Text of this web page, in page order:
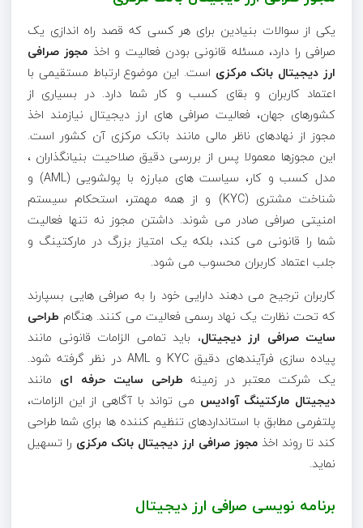
یکی از سوالات بنیادین برای هر کسی که قصد راه اندازی یک
صرافی را دارد، مسئله قانونی بودن فعالیت و اخذ مجوز صرافی
ارز دیجیتال بانک مرکزی است. این موضوع ارتباط مستقیمی با
اعتماد کاربران و بقای کسب و کار شما دارد. در بسیاری از
کشورهای جهان، فعالیت صرافی های ارز دیجیتال نیازمند اخذ
مجوز از نهادهای ناظر مالی مانند بانک مرکزی آن کشور است.
این مجوزها معمولا پس از بررسی دقیق صلاحیت بنیانگذاران ،
مدل کسب و کار، سیاست های مبارزه با پولشویی (AML) و
شناخت مشتری (KYC) و از همه مهمتر، استحکام سیستم
امنیتی صرافی صادر می شوند. داشتن مجوز نه تنها فعالیت
شما را قانونی می کند، بلکه یک امتیاز بزرگ در مارکتینگ و
جلب اعتماد کاربران محسوب می شود.
کاربران ترجیح می دهند دارایی خود را به صرافی هایی بسپارند
که تحت نظارت یک نهاد رسمی فعالیت می کنند. هنگام طراحی
سایت صرافی ارز دیجیتال، باید تمامی الزامات قانونی مانند
پیاده سازی فرآیندهای دقیق KYC و AML در نظر گرفته شود.
یک شرکت معتبر در زمینه طراحی سایت حرفه ای مانند
دیجیتال مارکتینگ آوادیس می تواند با آگاهی از این الزامات،
پلتفرمی مطابق با استانداردهای تنظیم کننده ها برای شما طراحی
کند تا روند اخذ مجوز صرافی ارز دیجیتال بانک مرکزی را تسهیل
نماید.
برنامه نویسی صرافی ارز دیجیتال